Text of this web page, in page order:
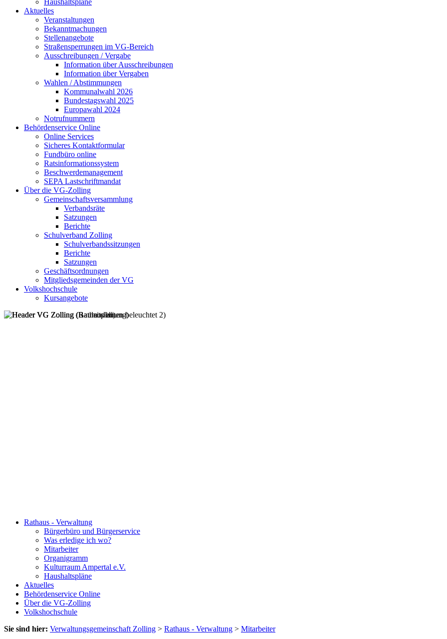
Haushaltspläne
Aktuelles
Veranstaltungen
Bekanntmachungen
Stellenangebote
Straßensperrungen im VG-Bereich
Ausschreibungen / Vergabe
Information über Ausschreibungen
Information über Vergaben
Wahlen / Abstimmungen
Kommunalwahl 2026
Bundestagswahl 2025
Europawahl 2024
Notrufnummern
Behördenservice Online
Online Services
Sicheres Kontaktformular
Fundbüro online
Ratsinformationssystem
Beschwerdemanagement
SEPA Lastschriftmandat
Über die VG-Zolling
Gemeinschaftsversammlung
Verbandsräte
Satzungen
Berichte
Schulverband Zolling
Schulverbandssitzungen
Berichte
Satzungen
Geschäftsordnungen
Mitgliedsgemeinden der VG
Volkshochschule
Kursangebote
Rathaus - Verwaltung
Bürgerbüro und Bürgerservice
Was erledige ich wo?
Mitarbeiter
Organigramm
Kulturraum Ampertal e.V.
Haushaltspläne
Aktuelles
Behördenservice Online
Über die VG-Zolling
Volkshochschule
Sie sind hier: Verwaltungsgemeinschaft Zolling > Rathaus - Verwaltung > Mitarbeiter